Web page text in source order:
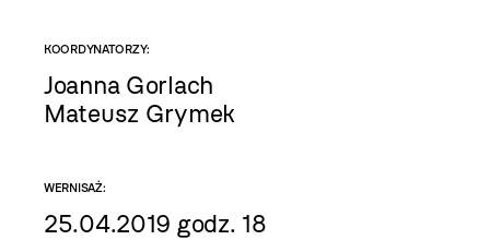
KOORDYNATORZY:
Joanna Gorlach
Mateusz Grymek
WERNISAŻ:
25.04.2019 godz. 18